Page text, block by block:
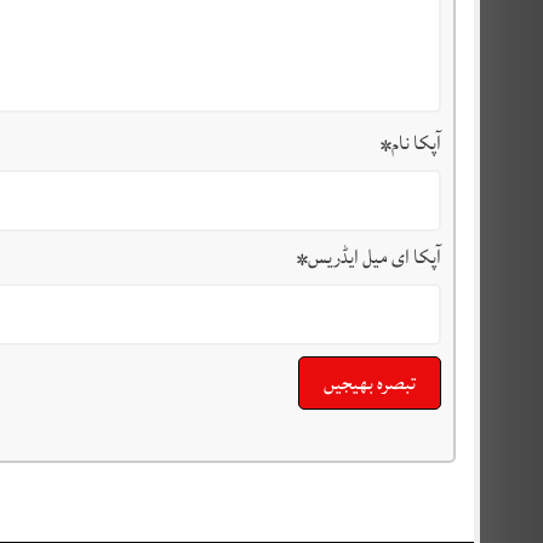
آپکا نام*
آپکا ای میل ایڈریس*